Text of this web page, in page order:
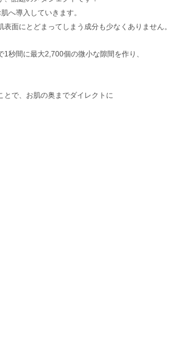
へ導入していきます。
面にとどまってしまう成分も少なくありません。
秒間に最大2,700個の微小な隙間を作り、
とで、お肌の奥までダイレクトに